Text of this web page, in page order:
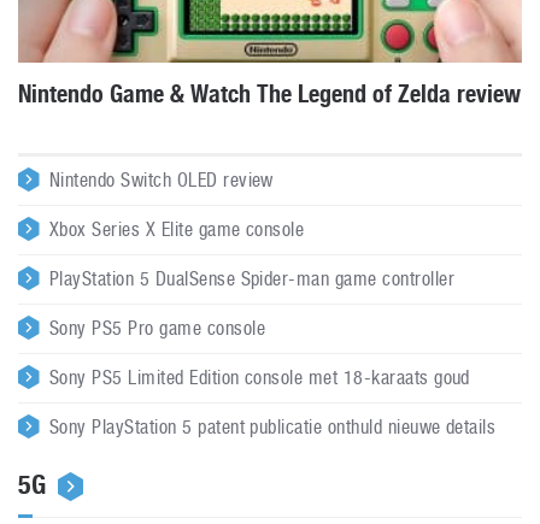
Nintendo Game & Watch The Legend of Zelda review
Nintendo Switch OLED review
Xbox Series X Elite game console
PlayStation 5 DualSense Spider-man game controller
Sony PS5 Pro game console
Sony PS5 Limited Edition console met 18-karaats goud
Sony PlayStation 5 patent publicatie onthuld nieuwe details
5G